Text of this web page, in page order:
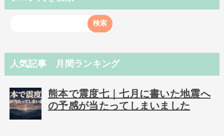
人気記事 月間ランキング
熊本で震度七｜七月に書いた地震へ
の予感が当たってしまいました